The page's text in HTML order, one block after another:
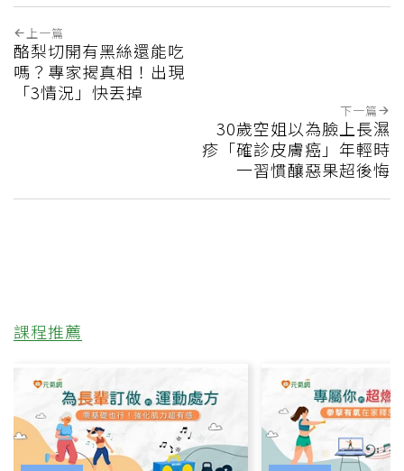
上一篇
酪梨切開有黑絲還能吃
嗎？專家揭真相！出現
「3情況」快丟掉
下一篇
30歲空姐以為臉上長濕
疹「確診皮膚癌」年輕時
一習慣釀惡果超後悔
課程推薦